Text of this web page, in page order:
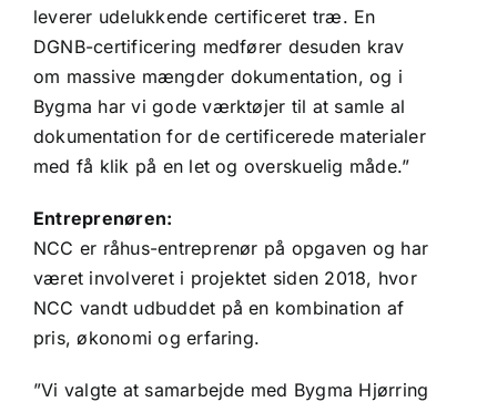
leverer udelukkende certificeret træ. En
DGNB-certificering medfører desuden krav
om massive mængder dokumentation, og i
Bygma har vi gode værktøjer til at samle al
dokumentation for de certificerede materialer
med få klik på en let og overskuelig måde.”
Entreprenøren:
NCC er råhus-entreprenør på opgaven og har
været involveret i projektet siden 2018, hvor
NCC vandt udbuddet på en kombination af
pris, økonomi og erfaring.
”Vi valgte at samarbejde med Bygma Hjørring